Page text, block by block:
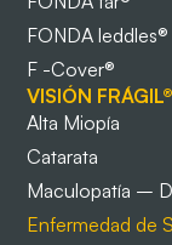
FONDA leddles®
F -Cover®
VISIÓN FRÁGIL®
Alta Miopía
Catarata
Maculopatía –
Enfermedad de